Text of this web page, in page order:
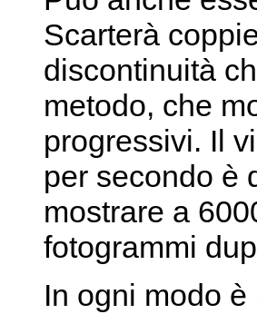
Scarterà
discontinuità
metodo, che
progressivi. Il
per secondo è
mostrare a
fotogrammi
In ogni modo